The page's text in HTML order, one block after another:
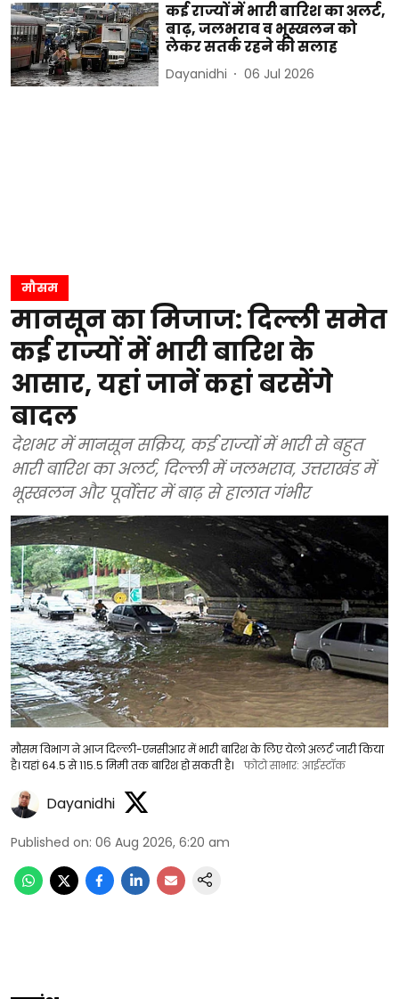
कई राज्यों में भारी बारिश का अलर्ट,
बाढ़, जलभराव व भूस्खलन को
लेकर सतर्क रहने की सलाह
Dayanidhi 06 Jul 2026
मौसम
मानसून का मिजाज: दिल्ली समेत
कई राज्यों में भारी बारिश के
आसार, यहां जानें कहां बरसेंगे
बादल
देशभर में मानसून सक्रिय, कई राज्यों में भारी से बहुत
भारी बारिश का अलर्ट, दिल्ली में जलभराव, उत्तराखंड में
भूस्खलन और पूर्वोत्तर में बाढ़ से हालात गंभीर
मौसम विभाग ने आज दिल्ली-एनसीआर में भारी बारिश के लिए येलो अलर्ट जारी किया
है। यहां 64.5 से 115.5 मिमी तक बारिश हो सकती है।
फोटो साभार: आईस्टॉक
Dayanidhi
Published on: 06 Aug 2026, 6:20 am